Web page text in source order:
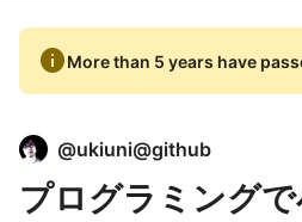
infoMore than 5 years have
@ukiuni@github
プログラミング